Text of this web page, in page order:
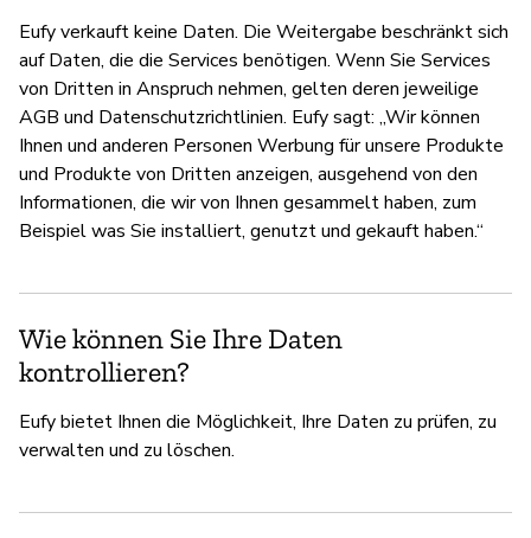
Eufy verkauft keine Daten. Die Weitergabe beschränkt sich
auf Daten, die die Services benötigen. Wenn Sie Services
von Dritten in Anspruch nehmen, gelten deren jeweilige
AGB und Datenschutzrichtlinien. Eufy sagt: „Wir können
Ihnen und anderen Personen Werbung für unsere Produkte
und Produkte von Dritten anzeigen, ausgehend von den
Informationen, die wir von Ihnen gesammelt haben, zum
Beispiel was Sie installiert, genutzt und gekauft haben.“
Wie können Sie Ihre Daten
kontrollieren?
Eufy bietet Ihnen die Möglichkeit, Ihre Daten zu prüfen, zu
verwalten und zu löschen.